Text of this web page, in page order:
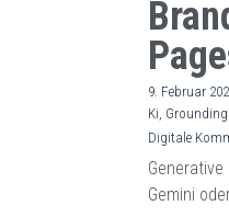
9. Februar
Ki, Grounding
Digitale
Generative
Gemini